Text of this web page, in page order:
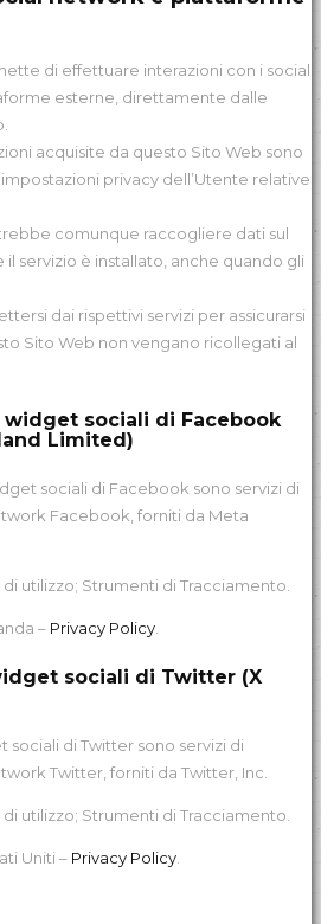
di effettuare interazioni con i social
esterne, direttamente dalle
acquisite da questo Sito Web sono
privacy dell’Utente relative
comunque raccogliere dati sul
servizio è installato, anche quando gli
dai rispettivi servizi per assicurarsi
Sito Web non vengano ricollegati al
widget sociali di Facebook
Limited)
sociali di Facebook sono servizi di
Facebook, forniti da Meta
utilizzo; Strumenti di Tracciamento.
– Privacy Policy
sociali di Twitter (X
sociali di Twitter sono servizi di
Twitter, forniti da Twitter, Inc.
utilizzo; Strumenti di Tracciamento.
Uniti – Privacy Policy.